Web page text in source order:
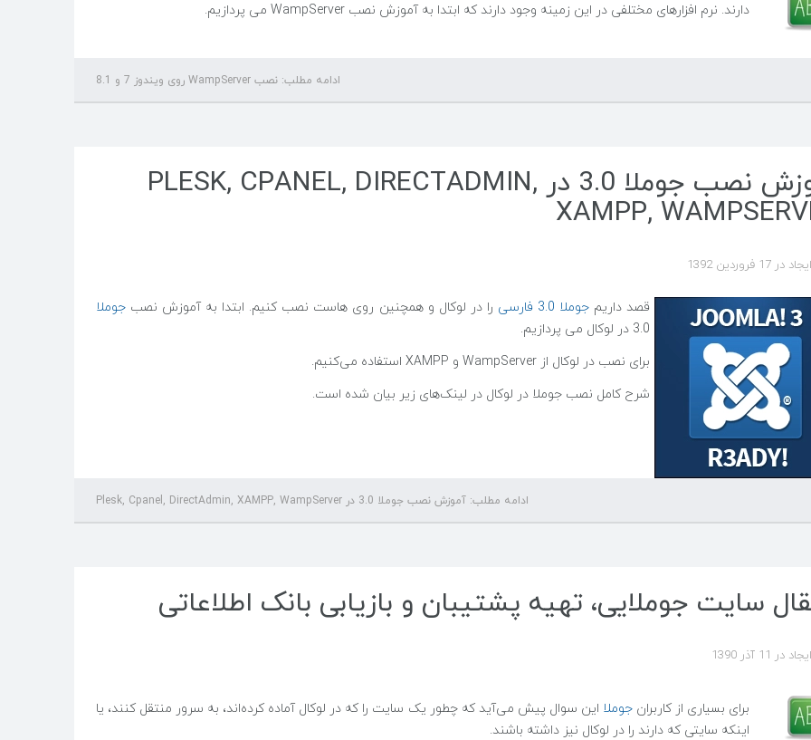
دارند. نرم افزارهای مختلفی در این زمینه وجود دارند که ابتدا به آموزش نصب WampServer می پردازیم.
ادامه مطلب: نصب WampServer روی ویندوز 7 و 8.1
آموزش نصب جوملا 3.0 در PLESK, CPANEL, DIRECTADMIN,
XAMPP,
فروردين 1392
قصد داریمجوملا 3.0 فارسی را در لوکال و همچنین روی هاست نصب کنیم. ابتدا به آموزش نصب جوملا
3.0 در لوکال می پردازیم.
برای نصب در لوکال از WampServer و XAMPP استفاده می‌کنیم.
شرح کامل نصب جوملا در لوکال در لینک‌های زیر بیان شده است.
ادامه مطلب: آموزش نصب جوملا 3.0 در Plesk, Cpanel, DirectAdmin, XAMPP, WampServer
سایت جوملایی، تهیه پشتیبان و بازیابی بانک اطلاعاتی
11 آذر 1390
برای بسیاری از کاربرانجوملا این سوال پیش می‌آید که چطور یک سایت را که در لوکال آماده کرده‌اند، به سرور منتقل کنند، یا
اینکه سایتی که دارند را در لوکال نیز داشته باشند.